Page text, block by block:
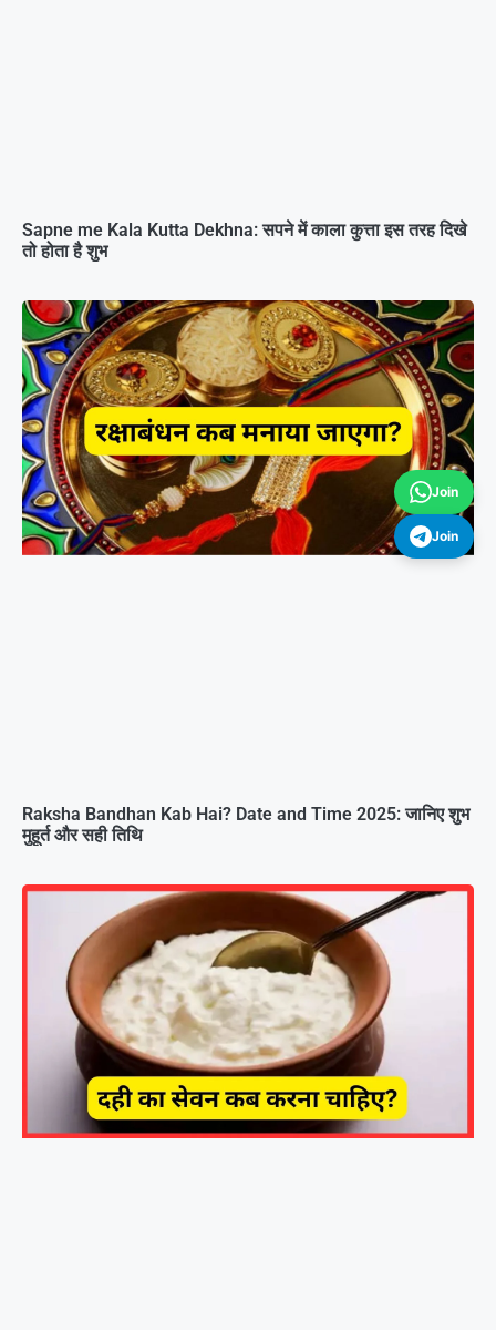
Sapne me Kala Kutta Dekhna: सपने में काला कुत्ता इस तरह दिखे
तो होता है शुभ
Raksha Bandhan Kab Hai? Date and Time 2025: जानिए शुभ
मुहूर्त और सही तिथि
Join
Join